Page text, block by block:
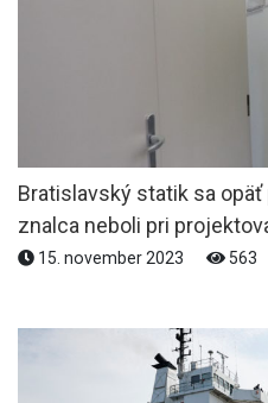
Bratislavský statik sa
znalca neboli pri
15. november 2023 563